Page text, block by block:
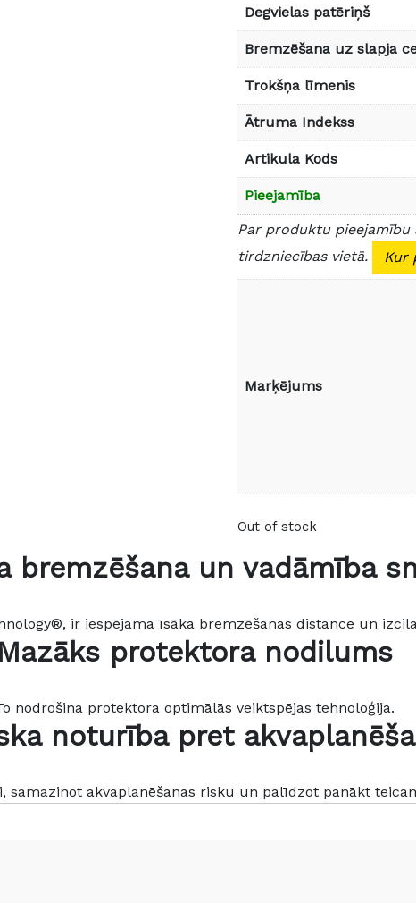
Degvielas patēriņš
Bremzēšana uz slapja
Trokšņa līmenis
Ātruma Indekss
Artikula Kods
Pieejamība
Par produktu pieejamību
tirdzniecības vietā.
Kur
Marķējums
Out of stock
bremzēšana un vadāmība
ir iespējama īsāka bremzēšanas distance un
Mazāks protektora nodilums
nodrošina protektora optimālās veiktspējas tehnoloģija.
noturība pret
samazinot akvaplanēšanas risku un palīdzot panākt